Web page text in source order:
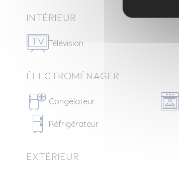
Intérieur
Télévision
Électroménager
Congélateur
Réfrigérateur
Extérieur